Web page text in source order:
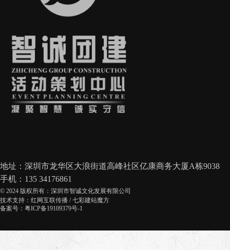
地址：深圳市龙华区大浪街道高峰社区亿康商务大厦A栋9038
手机：135 34176861
© 2024 版权所有：深圳市智诚文化发展有限公司
技术支持： 红网互联传播 /七彩建站魔方
备案号：粤ICP备19109379号-1